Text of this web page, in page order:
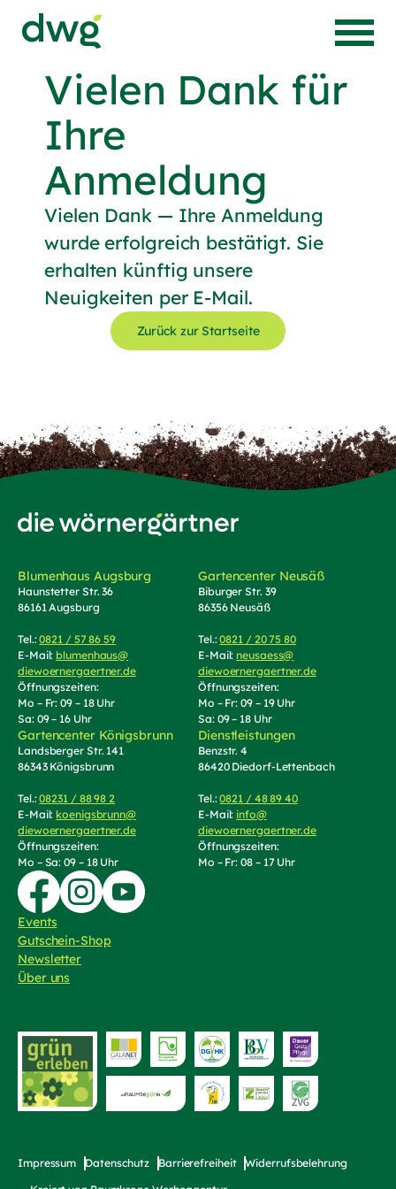
Zur Startseite von Die Wörnergärtner
Vielen Dank für
Ihre
Anmeldung
Vielen Dank — Ihre Anmeldung
wurde erfolgreich bestätigt. Sie
erhalten künftig unsere
Neuigkeiten per E-Mail.
Zurück zur Startseite
Zur Startseite von Die Wörnergärtner
Zur Facebook-Seite von Die Wörnergärtner
Zur Instagram-Seite von die Wörnergärtner
Zum YouTube-Kanal von Die Wörnergärtner
Events
Gutschein-Shop(externer Link, öffnet in neuem Tab)
Newsletter
Über uns
Blumenhaus Augsburg
Haunstetter Str. 36
86161 Augsburg
Tel.:0821 / 57 86 59(Telefonnummer anrufen)
E-Mail: blumenhaus@
diewoernergaertner.de(E-Mail schreiben, öffnet Mail-Programm)
Öffnungszeiten:
Mo – Fr: 09 – 18 Uhr
Sa: 09 – 16 Uhr
Gartencenter Neusäß
Biburger Str. 39
86356 Neusäß
Tel.:0821 / 20 75 80(Telefonnummer
E-Mail:neusaess@
diewoernergaertner.de(E-Mail
Öffnungszeiten:
Mo – Fr: 09 – 19 Uhr
Sa: 09 – 18 Uhr
Gartencenter Königsbrunn
Landsberger Str. 141
86343 Königsbrunn
Tel.:08231 / 88 98 2(Telefonnummer anrufen)
E-Mail: koenigsbrunn@
diewoernergaertner.de(E-Mail schreiben, öffnet Mail-Programm)
Öffnungszeiten:
Mo – Sa: 09 – 18 Uhr
Dienstleistungen
Benzstr. 4
86420 Diedorf-Lettenbach
Tel.:0821 / 48 89 40(Telefonnummer
E-Mail: info@
diewoernergaertner.de(E-Mail
Öffnungszeiten:
Mo – Fr: 08 – 17 Uhr
Zur Website von "grün erleben"
Zur Website
bayerischer
Zur Website von die Raumbegrüner
Impressum Datenschutz Barrierefreiheit Widerrufsbelehrung